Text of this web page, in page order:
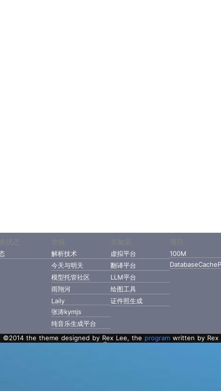
解析技术
今天与明天
模型托管社区
雨翔河
Laily
张涛kymjs
纯音乐生成平台
虚拟平台
翻译平台
LLM平台
绘图工具
证件照生成
100M
©2014 the theme designed by Rex Lee, the programwritten by Rex